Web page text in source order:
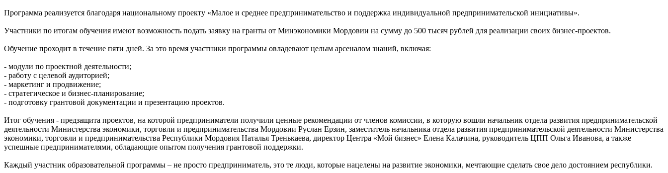
Программа реализуется благодаря национальному проекту «Малое и среднее предпринимательство и поддержка индивидуальной предпринимательской инициативы».
Участники по итогам обучения имеют возможность подать заявку на гранты от Минэкономики Мордовии на сумму до 500 тысяч рублей для реализации своих бизнес-проектов.
Обучение проходит в течение пяти дней. За это время участники программы овладевают целым арсеналом знаний, включая:
- модули по проектной деятельности;
- работу с целевой аудиторией;
- маркетинг и продвижение;
- стратегическое и бизнес-планирование;
- подготовку грантовой документации и презентацию проектов.
Итог обучения - предзащита проектов, на которой предприниматели получили ценные рекомендации от членов комиссии, в которую вошли начальник отдела развития предпринимательской
деятельности Министерства экономики, торговли и предпринимательства Мордовии Руслан Ерзин, заместитель начальника отдела развития предпринимательской деятельности Министерства
экономики, торговли и предпринимательства Республики Мордовия Наталья Тренькаева, директор Центра «Мой бизнес» Елена Калачина, руководитель ЦПП Ольга Иванова, а также
успешные предпринимателями, обладающие опытом получения грантовой поддержки.
Каждый участник образовательной программы – не просто предприниматель, это те люди, которые нацелены на развитие экономики, мечтающие сделать свое дело достоянием республики.